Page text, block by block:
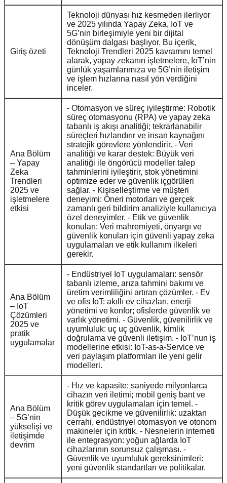
Giriş özeti
Teknoloji dünyası hız kesmeden ilerliyor
ve 2025 yılında Yapay Zeka, IoT ve
5G’nin birleşimiyle yeni bir dijital
dönüşüm dalgası başlıyor. Bu içerik,
Teknoloji Trendleri 2025 kavramını temel
alarak, yapay zekanın işletmelere, IoT’nin
günlük yaşamlarımıza ve 5G’nin iletişim
ve işlem hızlarına nasıl yön verdiğini
inceler.
Ana Bölüm
– Yapay
Zeka
Trendleri
2025 ve
işletmelere
etkisi
- Otomasyon ve süreç iyileştirme: Robotik
süreç otomasyonu (RPA) ve yapay zeka
tabanlı iş akışı analitiği; tekrarlanabilir
süreçleri hızlandırır ve insan kaynağını
stratejik görevlere yönlendirir. - Veri
analitiği ve karar destek: Büyük veri
analitiği ile öngörücü modeller talep
tahminlerini iyileştirir, stok yönetimini
optimize eder ve güvenlik içgörüleri
sağlar. - Kişiselleştirme ve müşteri
deneyimi: Öneri motorları ve gerçek
zamanlı geri bildirim analiziyle kullanıcıya
özel deneyimler. - Etik ve güvenlik
konuları: Veri mahremiyeti, önyargı ve
güvenlik konuları için güvenli yapay zeka
uygulamaları ve etik kullanım ilkeleri
gerekir.
Ana Bölüm
– IoT
Çözümleri
2025 ve
pratik
uygulamalar
- Endüstriyel IoT uygulamaları: sensör
tabanlı izleme, arıza tahmini bakımı ve
üretim verimliliğini artıran çözümler. - Ev
ve ofis IoT: akıllı ev cihazları, enerji
yönetimi ve konfor; ofislerde güvenlik ve
varlık yönetimi. - Güvenlik, güvenilirlik ve
uyumluluk: uç uç güvenlik, kimlik
doğrulama ve güvenli iletişim. - IoT’nun iş
modellerine etkisi: IoT-as-a-Service ve
veri paylaşım platformları ile yeni gelir
modelleri.
Ana Bölüm
– 5G’nin
yükselişi ve
iletişimde
devrim
- Hız ve kapasite: saniyede milyonlarca
cihazın veri iletimi; mobil geniş bant ve
kritik görev uygulamaları için temel. -
Düşük gecikme ve güvenilirlik: uzaktan
cerrahi, endüstriyel otomasyon ve otonom
makineler için kritik. - Nesnelerin interneti
ile entegrasyon: yoğun ağlarda IoT
cihazlarının sorunsuz çalışması. -
Güvenlik ve uyumluluk gereksinimleri:
yeni güvenlik standartları ve politikalar.